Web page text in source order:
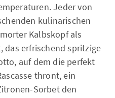
Jeder von
kulinarischen
Kalbskopf als
das erfrischend spritzige
auf dem die perfekt
thront, ein
Sorbet den